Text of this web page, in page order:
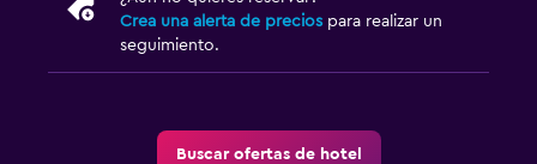
Crea una alerta de precios para realizar un
seguimiento.
Buscar ofertas de hotel